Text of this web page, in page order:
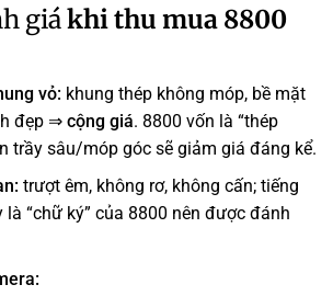
giákhi thu mua 8800
vỏ: khung thép không móp, bề mặt
đẹp ⇒ cộng giá. 8800 vốn là “thép
trầy sâu/móp góc sẽ giảm giá đáng kể.
trượt êm, không rơ, không cấn; tiếng
là “chữ ký” của 8800 nên được đánh